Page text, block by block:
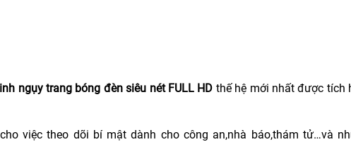
ngụy trang bóng đèn siêu nét FULL HD thế hệ mới nhất được tích
việc theo dõi bí mật dành cho công an,nhà báo,thám tử…và